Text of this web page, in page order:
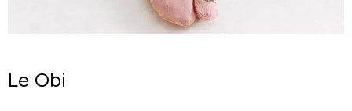
Le Obi